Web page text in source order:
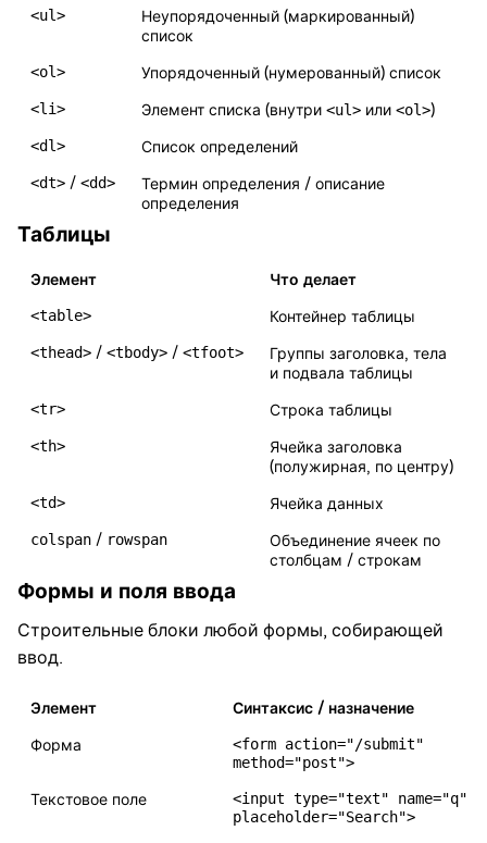
<ul>
Неупорядоченный (маркированный)
список
<ol> Упорядоченный (нумерованный) список
<li> Элемент списка (внутри <ul> или <ol>)
<dl> Список определений
<dt> / <dd>
Термин определения / описание
определения
Таблицы
Элемент Что делает
<table> Контейнер таблицы
<thead> / <tbody> / <tfoot>
Группы заголовка, тела
и подвала таблицы
<tr> Строка таблицы
<th>
Ячейка заголовка
(полужирная, по центру)
<td> Ячейка данных
colspan / rowspan
Объединение ячеек по
столбцам / строкам
Формы и поля ввода
Строительные блоки любой формы, собирающей
ввод.
Элемент
Синтаксис / назначение
Форма
<form action="/submit"
method="post">
Текстовое поле
<input type="text" name="q"
placeholder="Search">